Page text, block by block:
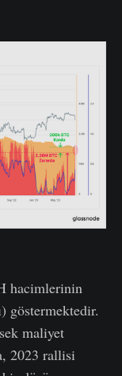
hacimlerinin
göstermektedir.
maliyet
2023 rallisi